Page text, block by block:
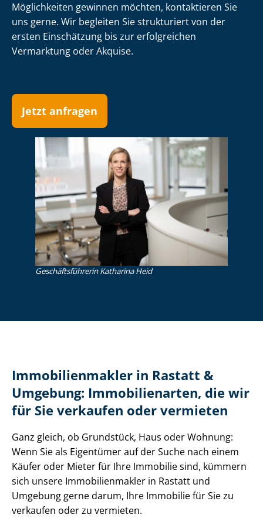
Möglichkeiten gewinnen möchten, kontaktieren Sie
uns gerne. Wir begleiten Sie strukturiert von der
ersten Einschätzung bis zur erfolgreichen
Vermarktung oder Akquise.
Jetzt anfragen
Ge­schäfts­füh­re­rin Katharina Heid
Im­mo­bi­li­en­mak­ler in Rastatt &
Umgebung: Immobilienarten, die wir
für Sie verkaufen oder vermieten
Ganz gleich, ob Grundstück, Haus oder Wohnung:
Wenn Sie als Eigentümer auf der Suche nach einem
Käufer oder Mieter für Ihre Immobilie sind, kümmern
sich unsere Im­mo­bi­li­en­mak­ler in Rastatt und
Umgebung gerne darum, Ihre Immobilie für Sie zu
verkaufen oder zu vermieten.